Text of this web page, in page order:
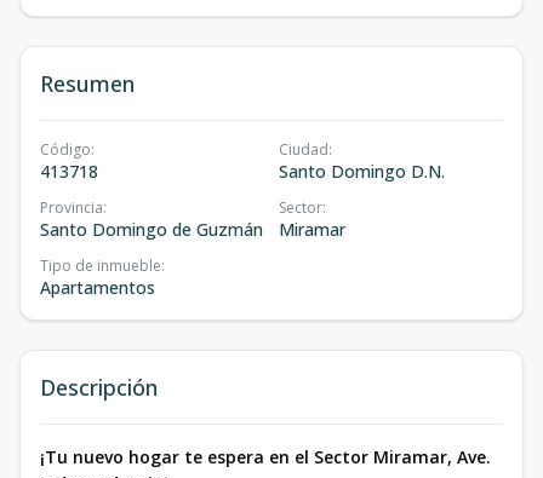
Resumen
Código:
413718
Ciudad:
Santo Domingo D.N.
Provincia:
Santo Domingo de Guzmán
Sector:
Miramar
Tipo de inmueble:
Apartamentos
Descripción
¡Tu nuevo hogar te espera en el Sector Miramar, Ave.